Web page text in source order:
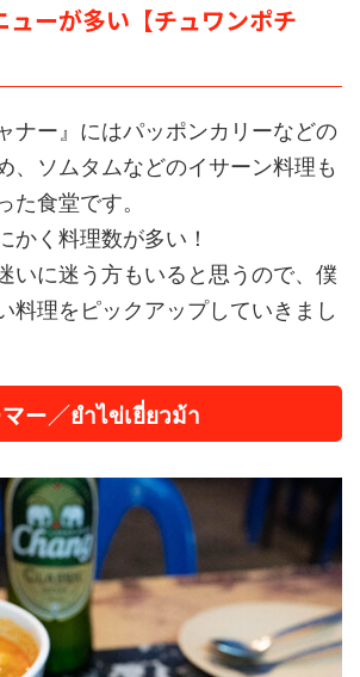
ューが多い【チュワンポチ
ナー』にはパッポンカリーなどの
、ソムタムなどのイサーン料理も
食堂です。
かく料理数が多い！
いに迷う方もいると思うので、僕
料理をピックアップしていきまし
ー／ยำไข่เยี่ยวม้า